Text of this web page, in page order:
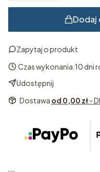
Dodaj
Zapytaj o produkt
Czas wykonania:10 dni
Udostępnij
Dostawa od 0,00 zł-